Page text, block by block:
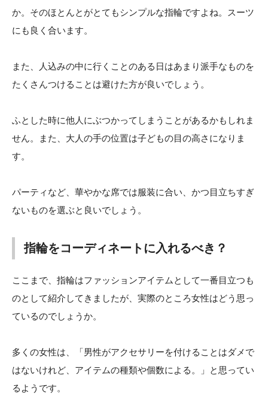
か。そのほとんとがとてもシンプルな指輪ですよね。スーツ
にも良く合います。
また、人込みの中に行くことのある日はあまり派手なものを
たくさんつけることは避けた方が良いでしょう。
ふとした時に他人にぶつかってしまうことがあるかもしれま
せん。また、大人の手の位置は子どもの目の高さになりま
す。
パーティなど、華やかな席では服装に合い、かつ目立ちすぎ
ないものを選ぶと良いでしょう。
指輪をコーディネートに入れるべき？
ここまで、指輪はファッションアイテムとして一番目立つも
のとして紹介してきましたが、実際のところ女性はどう思っ
ているのでしょうか。
多くの女性は、「男性がアクセサリーを付けることはダメで
はないけれど、アイテムの種類や個数による。」と思ってい
るようです。